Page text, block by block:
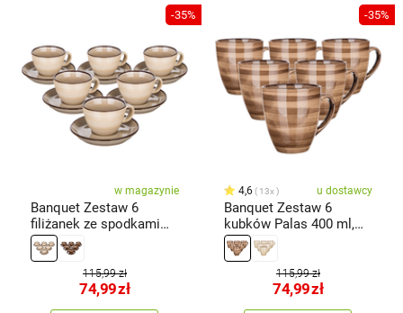
-35%
w magazynie
Banquet Zestaw 6
filiżanek ze spodkami
Palas 90 ml, kremowy
115,99 zł
74,99zł
-35%
4,6 13x u dostawcy
Banquet Zestaw 6
kubków Palas 400 ml,
brązowy
115,99 zł
74,99zł